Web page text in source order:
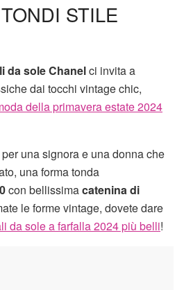
STILE
da sole Chanelci invita a
dai tocchi vintage chic,
della primavera estate 2024
una signora e una donna che
una forma tonda
con bellissimacatenina di
le forme vintage, dovete dare
da sole a farfalla 2024 più belli!